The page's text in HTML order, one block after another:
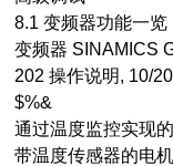
8.1 变频器功能一览
变频器 SINAMICS
202 操作说明, 10/
$%&
通过温度监控实现
带温度传感器的电